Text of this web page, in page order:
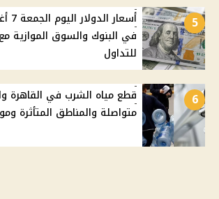
5
في البنوك والسوق الموازية
للتداول
6
متواصلة والمناطق المتأثرة